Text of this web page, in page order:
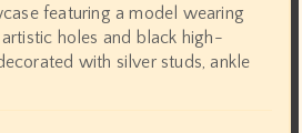
featuring a model wearing
holes and black high-
with silver studs, ankle